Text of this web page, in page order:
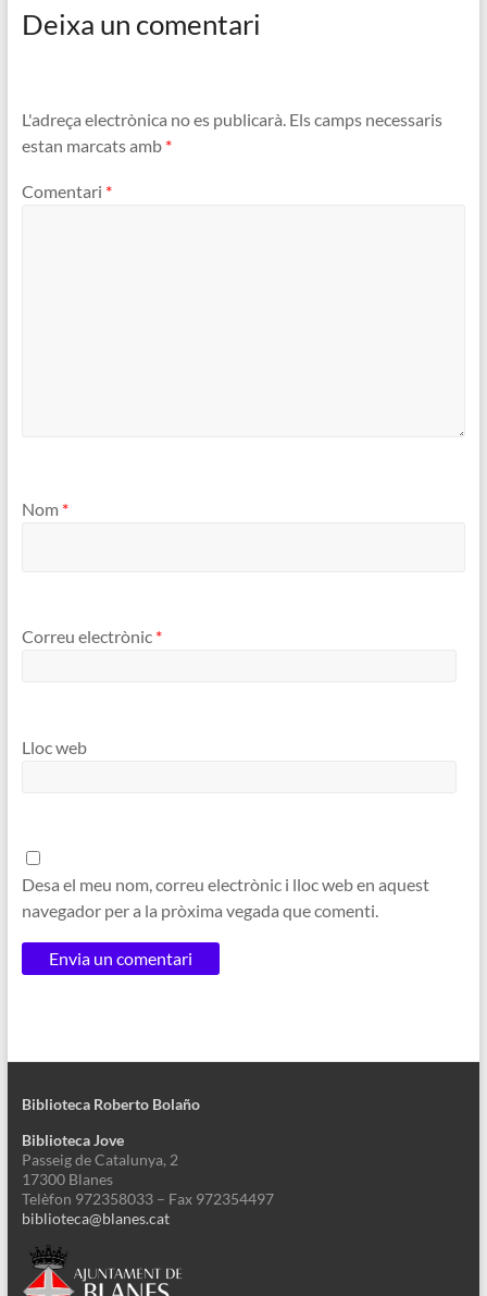
Deixa un comentari
L'adreça electrònica no es publicarà. Els camps necessaris
estan marcats amb *
Comentari *
Nom *
Correu electrònic *
Lloc web
Desa el meu nom, correu electrònic i lloc web en aquest
navegador per a la pròxima vegada que comenti.
Biblioteca Roberto Bolaño
Biblioteca Jove
Passeig de Catalunya, 2
17300 Blanes
Telèfon 972358033 – Fax 972354497
biblioteca@blanes.cat